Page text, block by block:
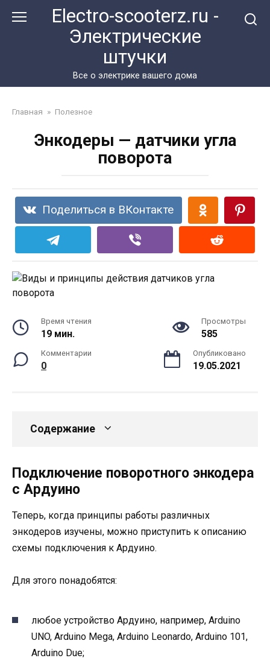
Electro-scooterz.ru -
Электрические
штучки
Все о электрике вашего дома
Главная » Полезное
Энкодеры — датчики угла
поворота
Поделиться в ВКонтакте
Время чтения
19 мин.
Просмотры
585
Комментарии
0
Опубликовано
19.05.2021
Содержание
Подключение поворотного энкодера
с Ардуино
Теперь, когда принципы работы различных
энкодеров изучены, можно приступить к описанию
схемы подключения к Ардуино.
Для этого понадобятся:
любое устройство Ардуино, например, Arduino
UNO, Arduino Mega, Arduino Leonardo, Arduino 101,
Arduino Due;